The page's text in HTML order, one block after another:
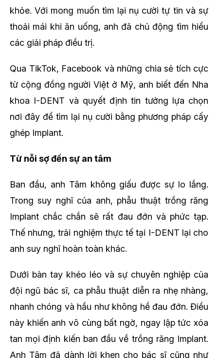
khỏe. Với mong muốn tìm lại nụ cười tự tin và sự
thoải mái khi ăn uống, anh đã chủ động tìm hiểu
các giải pháp điều trị.
Qua TikTok, Facebook và những chia sẻ tích cực
từ cộng đồng người Việt ở Mỹ, anh biết đến Nha
khoa I-DENT và quyết định tin tưởng lựa chọn
nơi đây để tìm lại nụ cười bằng phương pháp cấy
ghép Implant.
Từ nỗi sợ đến sự an tâm
Ban đầu, anh Tâm không giấu được sự lo lắng.
Trong suy nghĩ của anh, phẫu thuật trồng răng
Implant chắc chắn sẽ rất đau đớn và phức tạp.
Thế nhưng, trải nghiệm thực tế tại I-DENT lại cho
anh suy nghĩ hoàn toàn khác.
Dưới bàn tay khéo léo và sự chuyên nghiệp của
đội ngũ bác sĩ, ca phẫu thuật diễn ra nhẹ nhàng,
nhanh chóng và hầu như không hề đau đớn. Điều
này khiến anh vô cùng bất ngờ, ngay lập tức xóa
tan mọi định kiến ban đầu về trồng răng Implant.
Anh Tâm đã dành lời khen cho bác sĩ cũng như